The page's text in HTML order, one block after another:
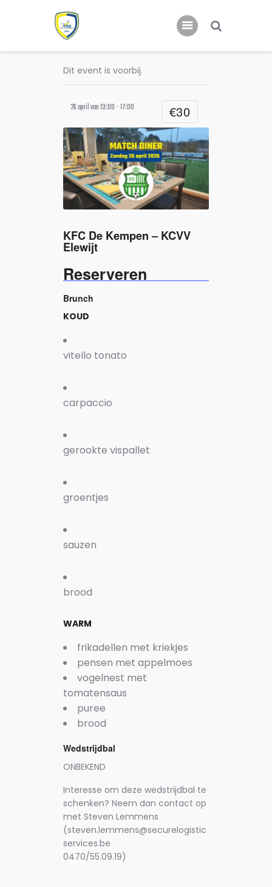
Home
Dit event is voorbij.
26 april van 13:00 -17:00 €30
KFC De Kempen – KCVV
Elewijt
Reserveren
Brunch
KOUD
vitello tonato
carpaccio
gerookte vispallet
groentjes
sauzen
brood
WARM
frikadellen met kriekjes
pensen met appelmoes
vogelnest met
tomatensaus
puree
brood
Wedstrijdbal
ONBEKEND
Interesse om deze wedstrijdbal te
schenken? Neem dan contact op
met Steven Lemmens
(steven.lemmens@securelogistic
services.be
0470/55.09.19)